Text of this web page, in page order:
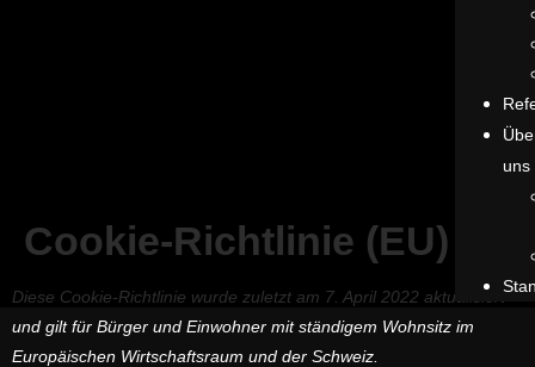
uns
Cookie-Richtlinie (EU)
Diese Cookie-Richtlinie wurde zuletzt am 7. April 2022 aktualisiert
und gilt für Bürger und Einwohner mit ständigem Wohnsitz im
Europäischen Wirtschaftsraum und der Schweiz.